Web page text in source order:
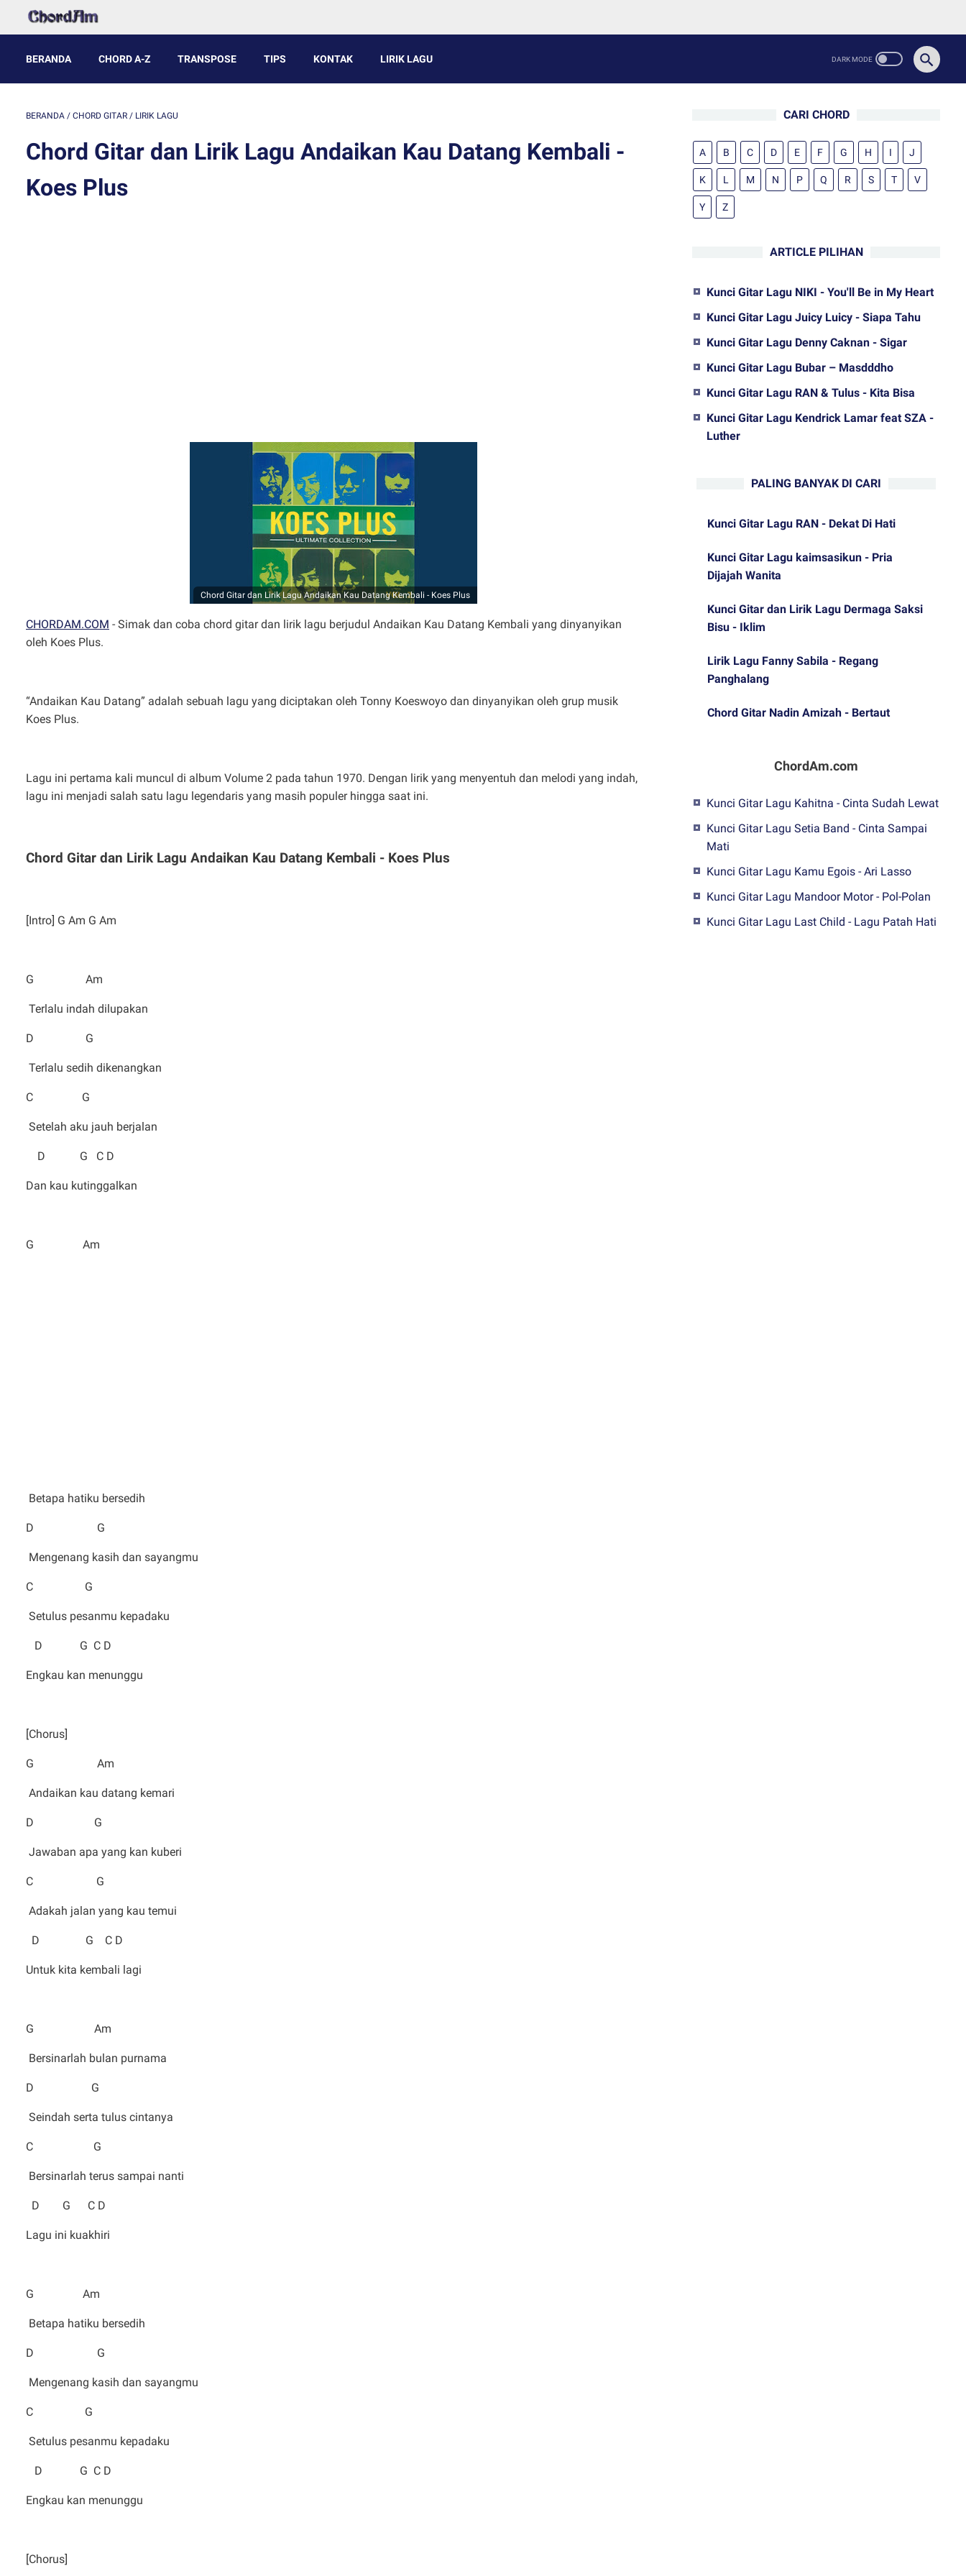
BERANDA CHORD A-Z TRANSPOSE TIPS KONTAK LIRIK LAGU
BERANDA / CHORD GITAR / LIRIK LAGU
Chord Gitar dan Lirik Lagu Andaikan Kau Datang Kembali -
Koes Plus
Chord Gitar dan Lirik Lagu Andaikan Kau Datang Kembali - Koes Plus
CHORDAM.COM - Simak dan coba chord gitar dan lirik lagu berjudul Andaikan Kau Datang Kembali yang dinyanyikan
oleh Koes Plus.
“Andaikan Kau Datang” adalah sebuah lagu yang diciptakan oleh Tonny Koeswoyo dan dinyanyikan oleh grup musik
Koes Plus.
Lagu ini pertama kali muncul di album Volume 2 pada tahun 1970. Dengan lirik yang menyentuh dan melodi yang indah,
lagu ini menjadi salah satu lagu legendaris yang masih populer hingga saat ini.
Chord Gitar dan Lirik Lagu Andaikan Kau Datang Kembali - Koes Plus
[Intro] G Am G Am
G Am
Terlalu indah dilupakan
D G
Terlalu sedih dikenangkan
C G
Setelah aku jauh berjalan
D G C D
Dan kau kutinggalkan
G Am
Betapa hatiku bersedih
D G
Mengenang kasih dan sayangmu
C G
Setulus pesanmu kepadaku
D G C D
Engkau kan menunggu
[Chorus]
G Am
Andaikan kau datang kemari
D G
Jawaban apa yang kan kuberi
C G
Adakah jalan yang kau temui
D G C D
Untuk kita kembali lagi
G Am
Bersinarlah bulan purnama
D G
Seindah serta tulus cintanya
C G
Bersinarlah terus sampai nanti
D G C D
Lagu ini kuakhiri
G Am
Betapa hatiku bersedih
D G
Mengenang kasih dan sayangmu
C G
Setulus pesanmu kepadaku
D G C D
Engkau kan menunggu
[Chorus]
CARI CHORD
A B C D E F G H I J
K L M N P Q R S T V
Y Z
ARTICLE PILIHAN
Kunci Gitar Lagu NIKI - You'll Be in My Heart
Kunci Gitar Lagu Juicy Luicy - Siapa Tahu
Kunci Gitar Lagu Denny Caknan - Sigar
Kunci Gitar Lagu Bubar – Masdddho
Kunci Gitar Lagu RAN & Tulus - Kita Bisa
Kunci Gitar Lagu Kendrick Lamar feat SZA -
Luther
PALING BANYAK DI CARI
Kunci Gitar Lagu RAN - Dekat Di Hati
Kunci Gitar Lagu kaimsasikun - Pria
Dijajah Wanita
Kunci Gitar dan Lirik Lagu Dermaga Saksi
Bisu - Iklim
Lirik Lagu Fanny Sabila - Regang
Panghalang
Chord Gitar Nadin Amizah - Bertaut
ChordAm.com
Kunci Gitar Lagu Kahitna - Cinta Sudah Lewat
Kunci Gitar Lagu Setia Band - Cinta Sampai
Mati
Kunci Gitar Lagu Kamu Egois - Ari Lasso
Kunci Gitar Lagu Mandoor Motor - Pol-Polan
Kunci Gitar Lagu Last Child - Lagu Patah Hati